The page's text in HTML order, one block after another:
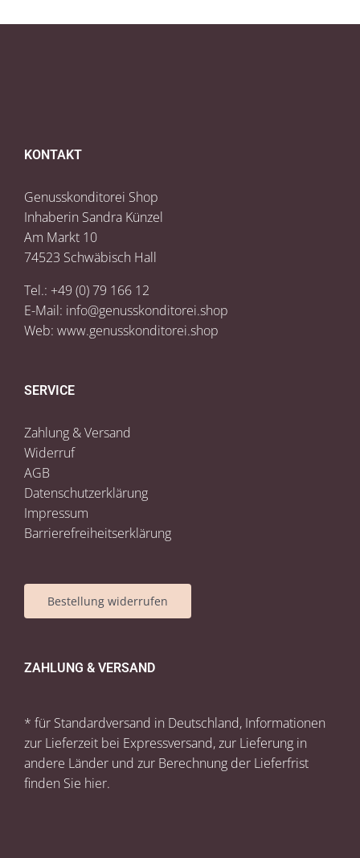
KONTAKT
Genusskonditorei Shop
Inhaberin Sandra Künzel
Am Markt 10
74523 Schwäbisch Hall
Tel.: +49 (0) 79 166 12
E-Mail: info@genusskonditorei.shop
Web: www.genusskonditorei.shop
SERVICE
Zahlung & Versand
Widerruf
AGB
Datenschutzerklärung
Impressum
Barrierefreiheitserklärung
Bestellung widerrufen
ZAHLUNG & VERSAND
* für Standardversand in Deutschland, Informationen
zur Lieferzeit bei Expressversand, zur Lieferung in
andere Länder und zur Berechnung der Lieferfrist
finden Sie hier.